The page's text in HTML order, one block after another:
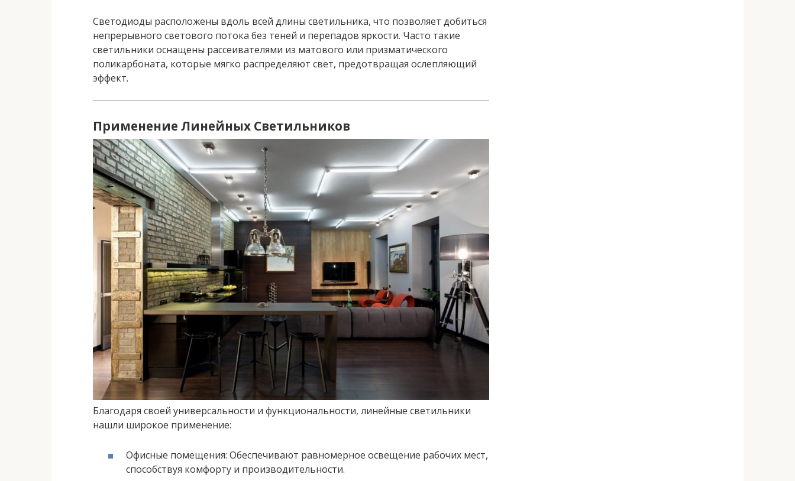
Светодиоды расположены вдоль всей длины светильника, что позволяет добиться
непрерывного светового потока без теней и перепадов яркости. Часто такие
светильники оснащены рассеивателями из матового или призматического
поликарбоната, которые мягко распределяют свет, предотвращая ослепляющий
эффект.
Применение Линейных Светильников
Благодаря своей универсальности и функциональности, линейные светильники
нашли широкое применение:
Офисные помещения: Обеспечивают равномерное освещение рабочих мест,
способствуя комфорту и производительности.